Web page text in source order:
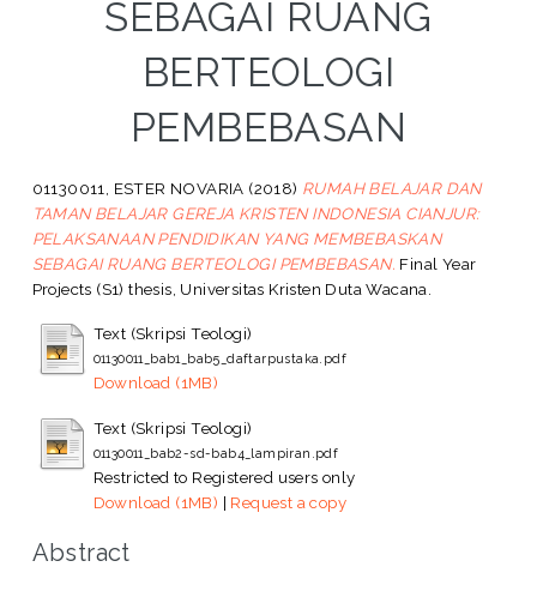
SEBAGAI RUANG
BERTEOLOGI
PEMBEBASAN
01130011, ESTER NOVARIA (2018) RUMAH BELAJAR DAN
TAMAN BELAJAR GEREJA KRISTEN INDONESIA CIANJUR:
PELAKSANAAN PENDIDIKAN YANG MEMBEBASKAN
SEBAGAI RUANG BERTEOLOGI PEMBEBASAN. Final Year
Projects (S1) thesis, Universitas Kristen Duta Wacana.
Text (Skripsi Teologi)
01130011_bab1_bab5_daftarpustaka.pdf
Download (1MB)
Text (Skripsi Teologi)
01130011_bab2-sd-bab4_lampiran.pdf
Restricted to Registered users only
Download (1MB) | Request a copy
Abstract